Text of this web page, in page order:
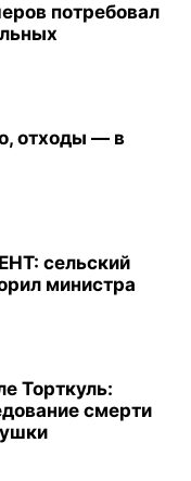
потребовал
отходы — в
сельский
министра
Торткуль:
смерти